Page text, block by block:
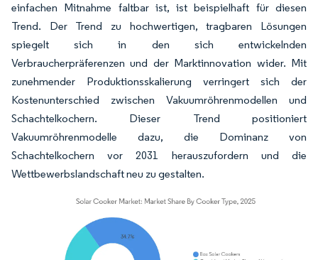
einfachen Mitnahme faltbar ist, ist beispielhaft für diesen
Trend. Der Trend zu hochwertigen, tragbaren Lösungen
spiegelt sich in den sich entwickelnden
Verbraucherpräferenzen und der Marktinnovation wider. Mit
zunehmender Produktionsskalierung verringert sich der
Kostenunterschied zwischen Vakuumröhrenmodellen und
Schachtelkochern. Dieser Trend positioniert
Vakuumröhrenmodelle dazu, die Dominanz von
Schachtelkochern vor 2031 herauszufordern und die
Wettbewerbslandschaft neu zu gestalten.